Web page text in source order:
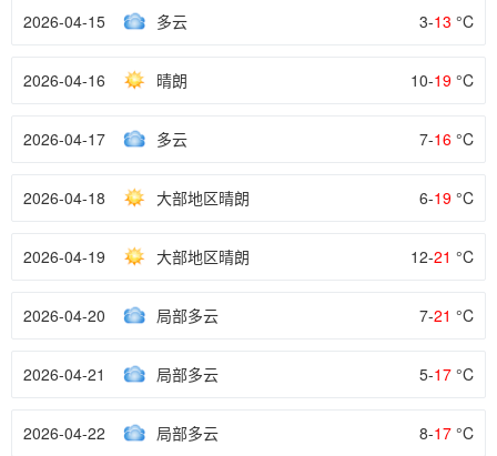
2026-04-15 多云 3-13 °C
2026-04-16 晴朗 10-19 °C
2026-04-17 多云 7-16 °C
2026-04-18 大部地区晴朗 6-19 °C
2026-04-19 大部地区晴朗 12-21 °C
2026-04-20 局部多云 7-21 °C
2026-04-21 局部多云 5-17 °C
2026-04-22 局部多云 8-17 °C